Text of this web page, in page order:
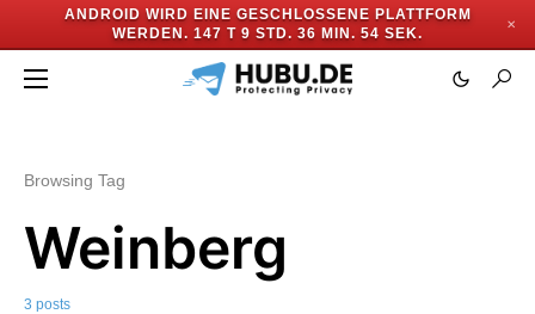
ANDROID WIRD EINE GESCHLOSSENE PLATTFORM
WERDEN. 147 T 9 STD. 36 MIN. 53 SEK.
✕
Browsing Tag
Weinberg
3 posts